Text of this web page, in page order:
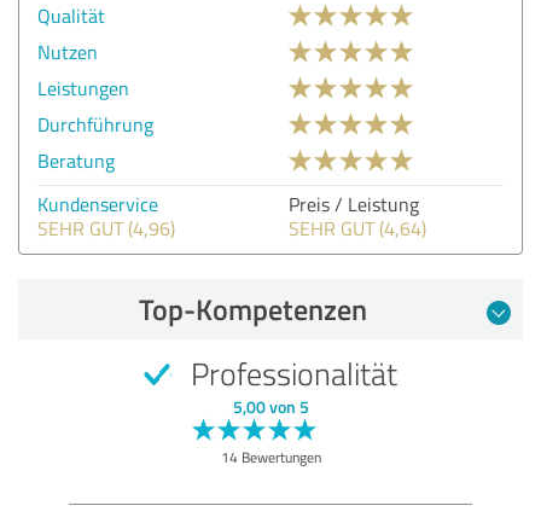
Qualität
Nutzen
Leistungen
Durchführung
Beratung
Kundenservice
SEHR GUT (4,96)
Preis / Leistung
SEHR GUT (4,64)
Top-Kompetenzen
Professionalität
5,00 von 5
14 Bewertungen